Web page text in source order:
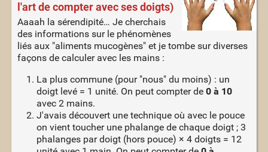
l'art de compter avec ses doigts)
Aaaah la sérendipité… Je cherchais
des informations sur le phénomènes
liés aux "aliments mucogènes" et je tombe sur diverses
façons de calculer avec les mains :
La plus commune (pour "nous" du moins) : un
doigt levé = 1 unité. On peut compter de 0 à 10
avec 2 mains.
J'avais découvert une technique où avec le pouce
on vient toucher une phalange de chaque doigt ; 3
phalanges par doigt (hors pouce) × 4 doigts = 12